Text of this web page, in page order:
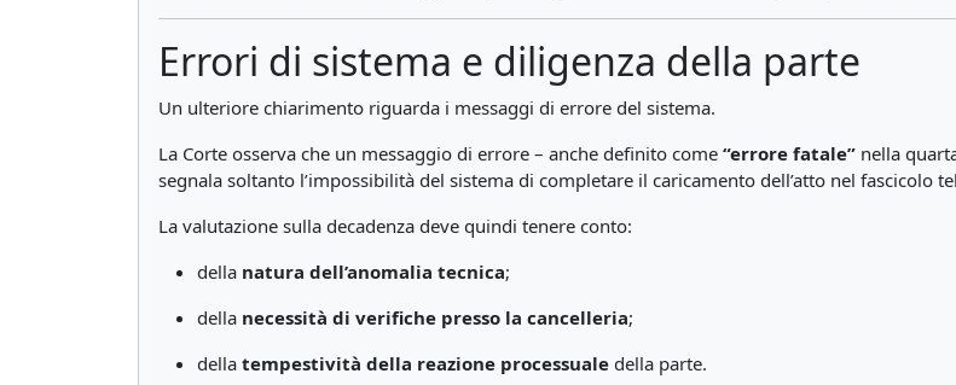
Errori di sistema e diligenza della parte
Un ulteriore chiarimento riguarda i messaggi di errore del sistema.
La Corte osserva che un messaggio di errore – anche definito come “errore fatale” nella
segnala soltanto l’impossibilità del sistema di completare il caricamento dell’atto nel fascicolo
La valutazione sulla decadenza deve quindi tenere conto:
della natura dell’anomalia tecnica;
della necessità di verifiche presso la cancelleria;
della tempestività della reazione processuale della parte.